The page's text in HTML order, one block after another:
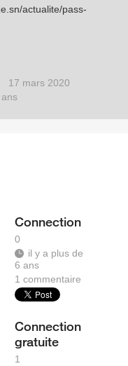
actualite/pass-
17 mars 2020
Connection
0
il y a plus de
6 ans
1commentaire
Connection
gratuite
1